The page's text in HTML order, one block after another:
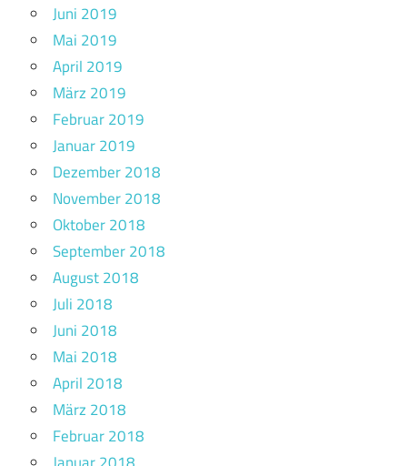
Juni 2019
Mai 2019
April 2019
März 2019
Februar 2019
Januar 2019
Dezember 2018
November 2018
Oktober 2018
September 2018
August 2018
Juli 2018
Juni 2018
Mai 2018
April 2018
März 2018
Februar 2018